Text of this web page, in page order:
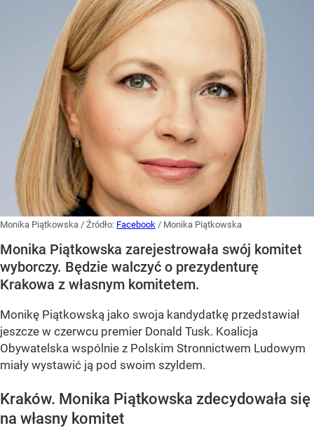
Monika Piątkowska / Źródło: Facebook / Monika Piątkowska
Monika Piątkowska zarejestrowała swój komitet
wyborczy. Będzie walczyć o prezydenturę
Krakowa z własnym komitetem.
Monikę Piątkowską jako swoja kandydatkę przedstawiał
jeszcze w czerwcu premier Donald Tusk. Koalicja
Obywatelska wspólnie z Polskim Stronnictwem Ludowym
miały wystawić ją pod swoim szyldem.
Kraków. Monika Piątkowska zdecydowała się
na własny komitet